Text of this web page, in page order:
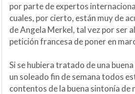
por parte de expertos
cuales, por cierto, están muy de
de Angela Merkel, tal vez por ser
petición francesa de poner en
Si se hubiera tratado de una
un soleado fin de semana todos
contentos de la buena sintonía